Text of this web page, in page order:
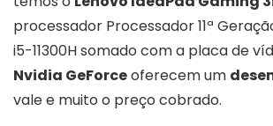
processador Processador 11ª
i5-11300H somado com a placa de
Nvidia GeForceoferecem um
vale e muito o preço cobrado.